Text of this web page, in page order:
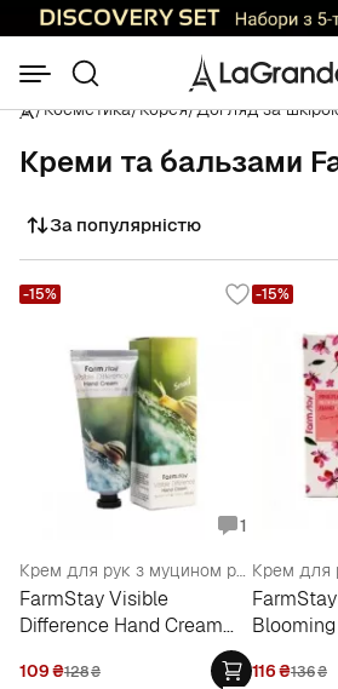
/Косметика/Корея/Догляд за
Креми та бальзами
Сортувати
За популярністю
1
Крем для рук з муцином равлики
FarmStay Visible
Difference Hand Cream
109₴128₴
-15%
116₴136₴
-15%